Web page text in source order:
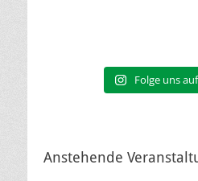
Folge uns
Anstehende